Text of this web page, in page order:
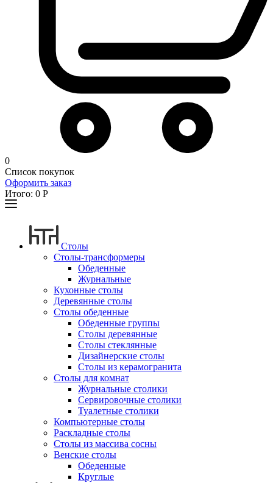
0
Список покупок
Оформить заказ
Итого: 0 Р
Столы
Столы-трансформеры
Обеденные
Журнальные
Кухонные столы
Деревянные столы
Столы обеденные
Обеденные группы
Столы деревянные
Столы стеклянные
Дизайнерские столы
Столы из керамогранита
Столы для комнат
Журнальные столики
Сервировочные столики
Туалетные столики
Компьютерные столы
Раскладные столы
Столы из массива сосны
Венские столы
Обеденные
Круглые